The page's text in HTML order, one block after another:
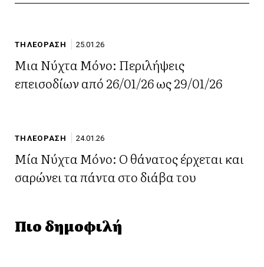
ΤΗΛΕΟΡΑΣΗ 25.01.26
Μια Νύχτα Μόνο: Περιλήψεις
επεισοδίων από 26/01/26 ως 29/01/26
ΤΗΛΕΟΡΑΣΗ 24.01.26
Μία Νύχτα Μόνο: Ο θάνατος έρχεται και
σαρώνει τα πάντα στο διάβα του
Πιο δημοφιλή